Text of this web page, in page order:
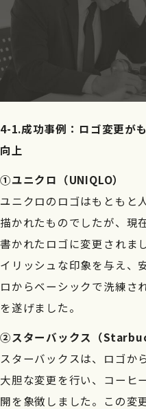
4-1.成功事例：ロゴ変更が
向上
①ユニクロ（UNIQLO）
ユニクロのロゴはもともと
描かれたものでしたが、現
書かれたロゴに変更されま
イリッシュな印象を与え、
ロからベーシックで洗練さ
を遂げました。
②スターバックス（
スターバックスは、ロゴか
大胆な変更を行い、コーヒ
開を象徴しました。この変